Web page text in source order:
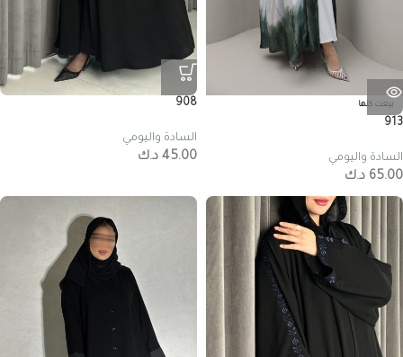
بيعت كلها
913
السادة واليومي
65.00 د.ك
908
السادة واليومي
45.00 د.ك